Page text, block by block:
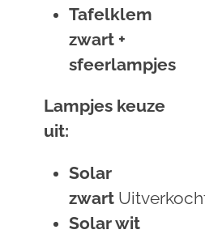
Tafelklem
zwart +
sfeerlampjes
Lampjes keuze
uit:
Solar
zwart
Solar wit